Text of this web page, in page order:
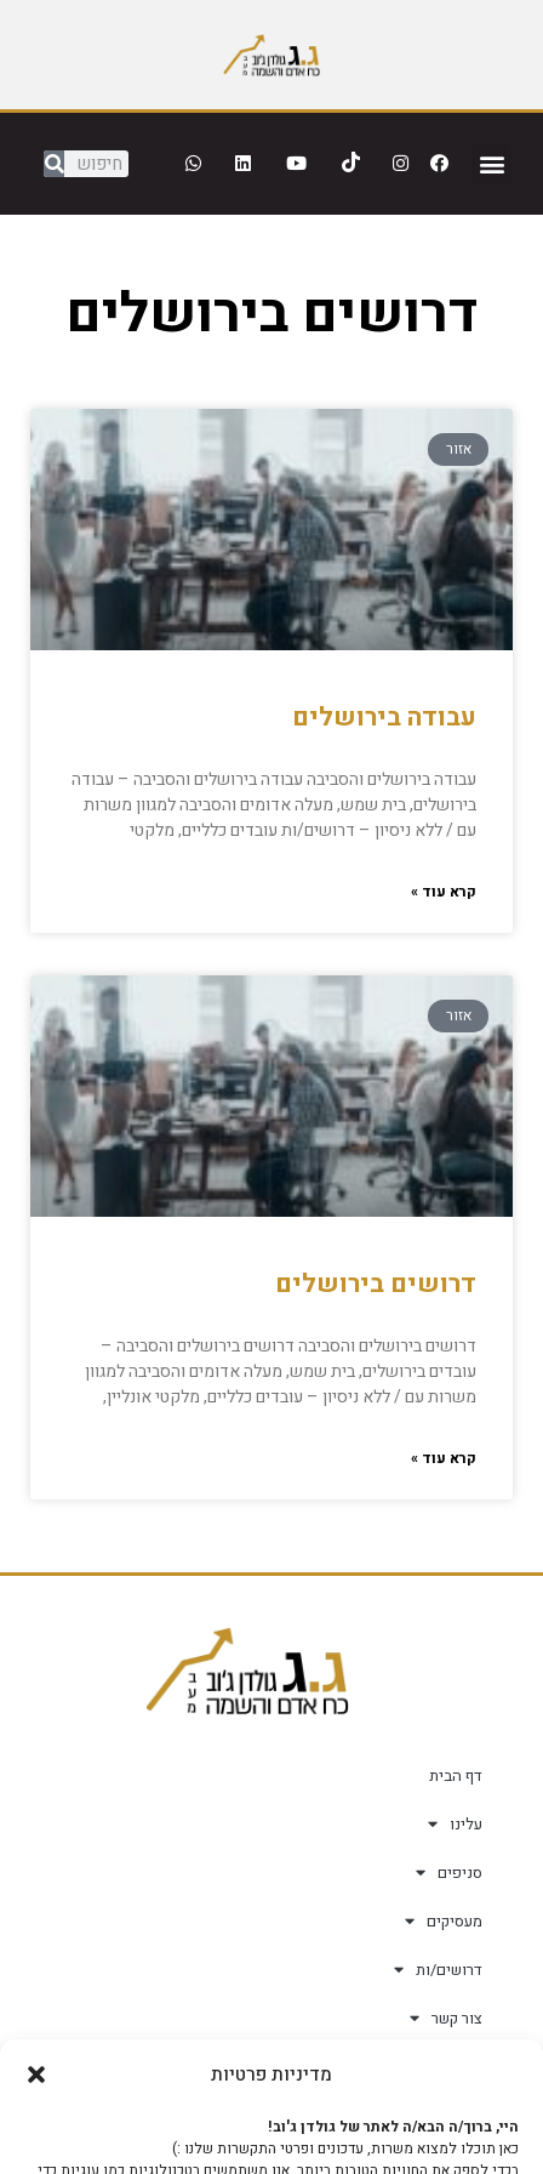
מדיניות פרטיות
היי, ברוך/ה הבא/ה לאתר של גולדן ג'וב!
כאן תוכלו למצוא משרות, עדכונים ופרטי התקשרות שלנו :)
דרושים בירושלים
אזור
עבודה בירושלים
עבודה בירושלים והסביבה עבודה בירושלים והסביבה – עבודה
בירושלים, בית שמש, מעלה אדומים והסביבה למגוון משרות
עם / ללא ניסיון – דרושים/ות עובדים כלליים, מלקטי
קרא עוד »
אזור
דרושים בירושלים
דרושים בירושלים והסביבה דרושים בירושלים והסביבה –
עובדים בירושלים, בית שמש, מעלה אדומים והסביבה למגוון
משרות עם / ללא ניסיון – עובדים כלליים, מלקטי אונליין,
קרא עוד »
דף הבית
עלינו
סניפים
מעסיקים
דרושים/ות
צור קשר
צוות